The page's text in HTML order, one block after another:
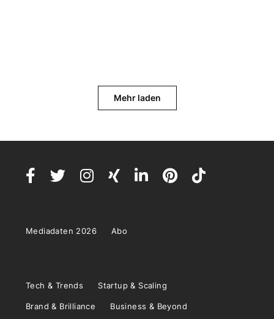
Mehr laden
Mediadaten 2026 Abo
Tech & Trends Startup & Scaling
Brand & Brilliance Business & Beyond